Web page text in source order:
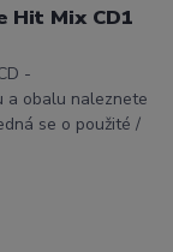
Hit Mix CD1
-
a obalu naleznete
se o použité /